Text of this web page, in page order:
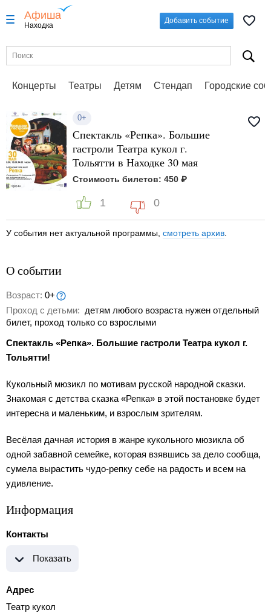
Афиша
Находка
Добавить событие
Концерты Театры Детям Стендап Городские
0+
Спектакль «Репка». Большие
гастроли Театра кукол г.
Тольятти в Находке 30 мая
Стоимость билетов: 450 ₽
1 0
У события нет актуальной программы, смотреть архив
О событии
Возраст: 0+
Проход с детьми: детям любого возраста нужен отдельный
билет, проход только со взрослыми
Спектакль «Репка». Большие гастроли Театра кукол г.
Тольятти!
Кукольный мюзикл по мотивам русской народной сказки.
Знакомая с детства сказка «Репка» в этой постановке будет
интересна и маленьким, и взрослым зрителям.
Весёлая дачная история в жанре кукольного мюзикла об
одной забавной семейке, которая взявшись за дело сообща,
сумела вырастить чудо-репку себе на радость и всем на
удивление.
Информация
Контакты
Показать
Адрес
Театр кукол